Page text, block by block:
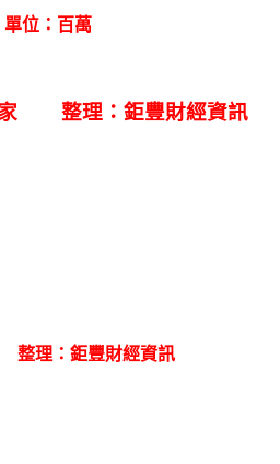
位：百萬
家 整理：鉅豐財經資訊
理：鉅豐財經資訊